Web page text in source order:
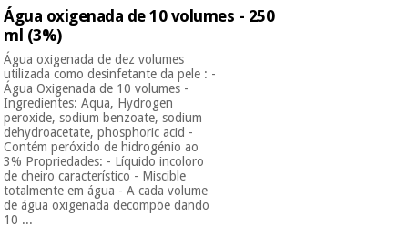
Fisaude
Tech
Academy
Fisaude
Aluguer
terapêuticos
Material de
proteção
essencial
para
coronavirus
Aerobic,
fitness
e
pilates
Outlet
Fisaude
Tech
Academy
Mobiliário
clínico
Gabinetes
terapêuticos
Material de
proteção
Água oxigenada de 10 volumes - 250
ml (3%)
Água oxigenada de dez volumes
utilizada como desinfetante da pele : -
Água Oxigenada de 10 volumes -
Ingredientes: Aqua, Hydrogen
peroxide, sodium benzoate, sodium
dehydroacetate, phosphoric acid -
Contém peróxido de hidrogénio ao
3% Propriedades: - Líquido incoloro
de cheiro característico - Miscible
totalmente em água - A cada volume
de água oxigenada decompõe dando
10 ...